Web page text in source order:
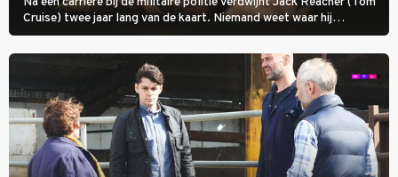
Cruise) twee jaar lang van de kaart. Niemand weet waar hij
uithangt, totdat moordverdachte James Barr naar hem vraagt.